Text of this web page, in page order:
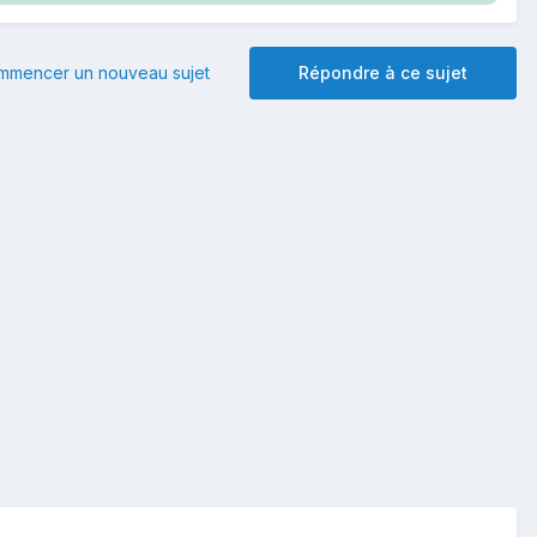
Répondre à ce sujet
un nouveau sujet